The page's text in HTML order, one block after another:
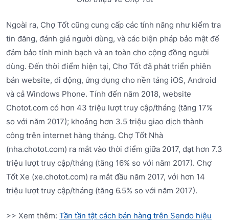
Ngoài ra, Chợ Tốt cũng cung cấp các tính năng như kiểm tra
tin đăng, đánh giá người dùng, và các biện pháp bảo mật để
đảm bảo tính minh bạch và an toàn cho cộng đồng người
dùng. Đến thời điểm hiện tại, Chợ Tốt đã phát triển phiên
bản website, di động, ứng dụng cho nền tảng iOS, Android
và cả Windows Phone. Tính đến năm 2018, website
Chotot.com có hơn 43 triệu lượt truy cập/tháng (tăng 17%
so với năm 2017); khoảng hơn 3.5 triệu giao dịch thành
công trên internet hàng tháng. Chợ Tốt Nhà
(nha.chotot.com) ra mắt vào thời điểm giữa 2017, đạt hơn 7.3
triệu lượt truy cập/tháng (tăng 16% so với năm 2017). Chợ
Tốt Xe (xe.chotot.com) ra mắt đầu năm 2017, với hơn 14
triệu lượt truy cập/tháng (tăng 6.5% so với năm 2017).
>> Xem thêm: Tần tần tật cách bán hàng trên Sendo hiệu